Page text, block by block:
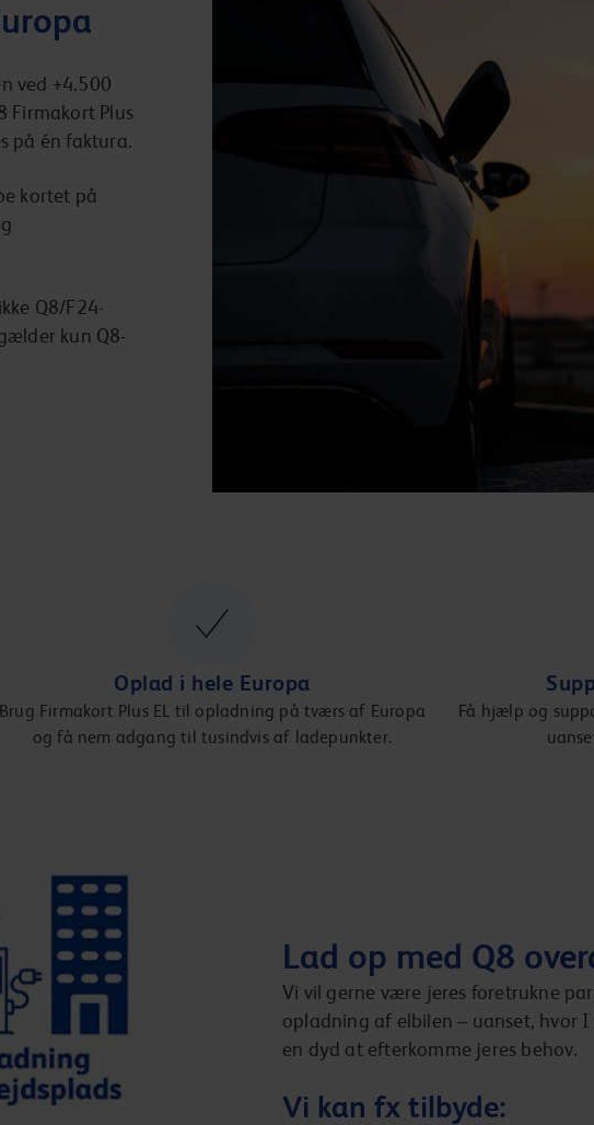
ved +4.500
Firmakort Plus
på én faktura.
kortet på
Q8/F24-
kun Q8-
Oplad i hele Europa
Brug Firmakort Plus EL til opladning på tværs af Europa
og få nem adgang til tusindvis af ladepunkter.
Få hjælp og
Lad op med Q8
Vi vil gerne være jeres foretrukne
opladning af elbilen – uanset, hvor
en dyd at efterkomme jeres behov.
Vi kan fx tilbyde: